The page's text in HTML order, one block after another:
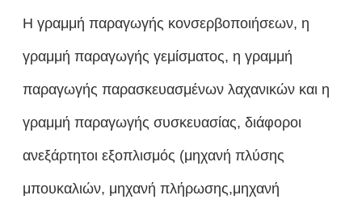
Η γραμμή παραγωγής κονσερβοποιήσεων, η
γραμμή παραγωγής γεμίσματος, η γραμμή
παραγωγής παρασκευασμένων λαχανικών και η
γραμμή παραγωγής συσκευασίας, διάφοροι
ανεξάρτητοι εξοπλισμός (μηχανή πλύσης
μπουκαλιών, μηχανή πλήρωσης,μηχανή